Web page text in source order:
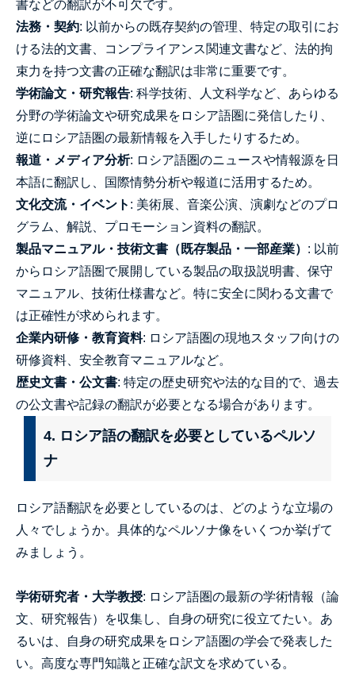
書などの翻訳が不可欠です。
法務・契約: 以前からの既存契約の管理、特定の取引にお
ける法的文書、コンプライアンス関連文書など、法的拘
束力を持つ文書の正確な翻訳は非常に重要です。
学術論文・研究報告: 科学技術、人文科学など、あらゆる
分野の学術論文や研究成果をロシア語圏に発信したり、
逆にロシア語圏の最新情報を入手したりするため。
報道・メディア分析: ロシア語圏のニュースや情報源を日
本語に翻訳し、国際情勢分析や報道に活用するため。
文化交流・イベント : 美術展、音楽公演、演劇などのプロ
グラム、解説、プロモーション資料の翻訳。
製品マニュアル・技術文書（既存製品・一部産業） : 以前
からロシア語圏で展開している製品の取扱説明書、保守
マニュアル、技術仕様書など。特に安全に関わる文書で
は正確性が求められます。
企業内研修・教育資料: ロシア語圏の現地スタッフ向けの
研修資料、安全教育マニュアルなど。
歴史文書・公文書: 特定の歴史研究や法的な目的で、過去
の公文書や記録の翻訳が必要となる場合があります。
4. ロシア語の翻訳を必要としているペルソ
ナ
ロシア語翻訳を必要としているのは、どのような立場の
人々でしょうか。具体的なペルソナ像をいくつか挙げて
みましょう。
学術研究者・大学教授: ロシア語圏の最新の学術情報（論
文、研究報告）を収集し、自身の研究に役立てたい。あ
るいは、自身の研究成果をロシア語圏の学会で発表した
い。高度な専門知識と正確な訳文を求めている。